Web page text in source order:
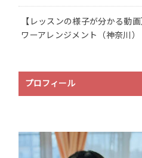
【レッスンの様子が分かる動
ワーアレンジメント（神奈川）
プロフィール